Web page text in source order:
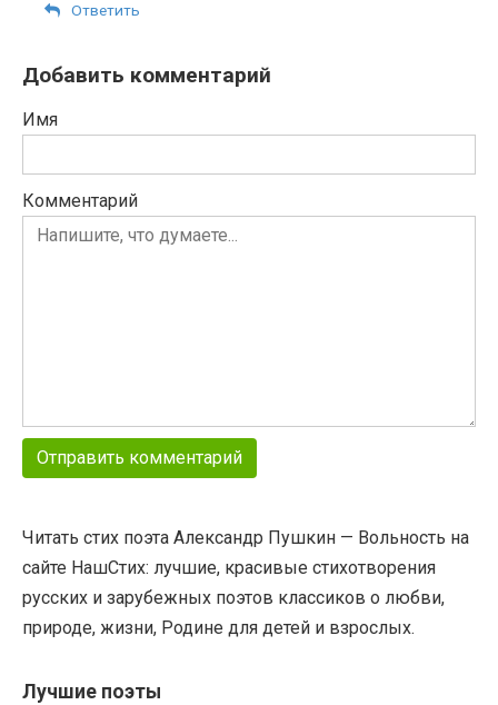
Ответить
Добавить комментарий
Имя
Комментарий
Читать стих поэта Александр Пушкин — Вольность на
сайте НашСтих: лучшие, красивые стихотворения
русских и зарубежных поэтов классиков о любви,
природе, жизни, Родине для детей и взрослых.
Лучшие поэты